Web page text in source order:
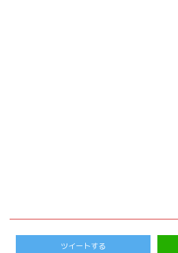
ツイートする